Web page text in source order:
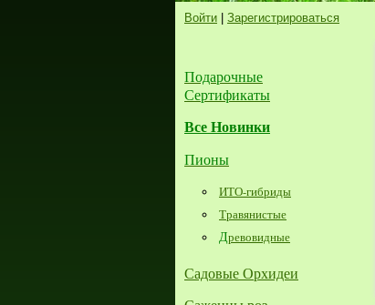
Войти Зарегистрироваться
Подарочные
Сертификаты
Все Новинки
Пионы
ИТО-гибриды
Травянистые
Древовидные
Садовые Орхидеи